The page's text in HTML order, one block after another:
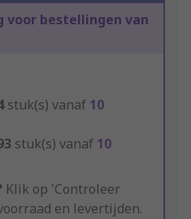
voor bestellingen van
stuk(s) vanaf 10
stuk(s) vanaf 10
Klik op 'Controleer
en levertijden.